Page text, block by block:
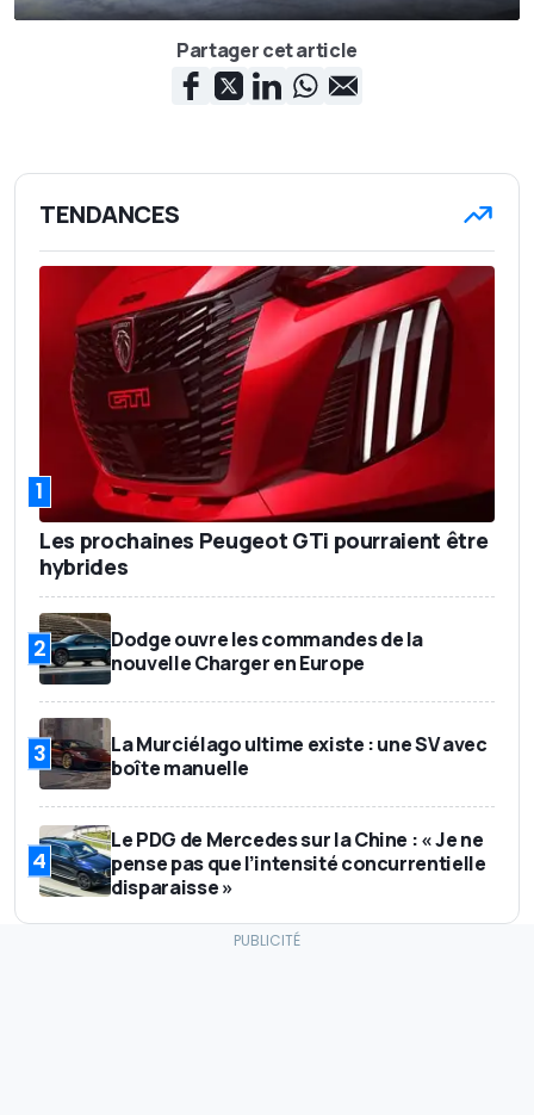
Partager cet article
TENDANCES
1
Les prochaines Peugeot GTi pourraient être
hybrides
2
Dodge ouvre les commandes de la
nouvelle Charger en Europe
3
La Murciélago ultime existe : une SV avec
boîte manuelle
4
Le PDG de Mercedes sur la Chine : « Je ne
pense pas que l’intensité concurrentielle
disparaisse »